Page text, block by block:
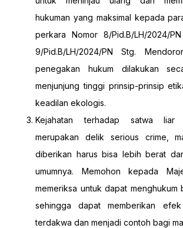
hukuman yang maksimal kepada
perkara Nomor 8/Pid.B/LH/2024/
9/Pid.B/LH/2024/PN Stg.
penegakan hukum dilakukan
menjunjung tinggi prinsip-prinsip
keadilan ekologis.
Kejahatan terhadap satwa liar
merupakan delik serious crime,
diberikan harus bisa lebih berat
umumnya. Memohon kepada
memeriksa untuk dapat menghukum
sehingga dapat memberikan
terdakwa dan menjadi contoh bagi